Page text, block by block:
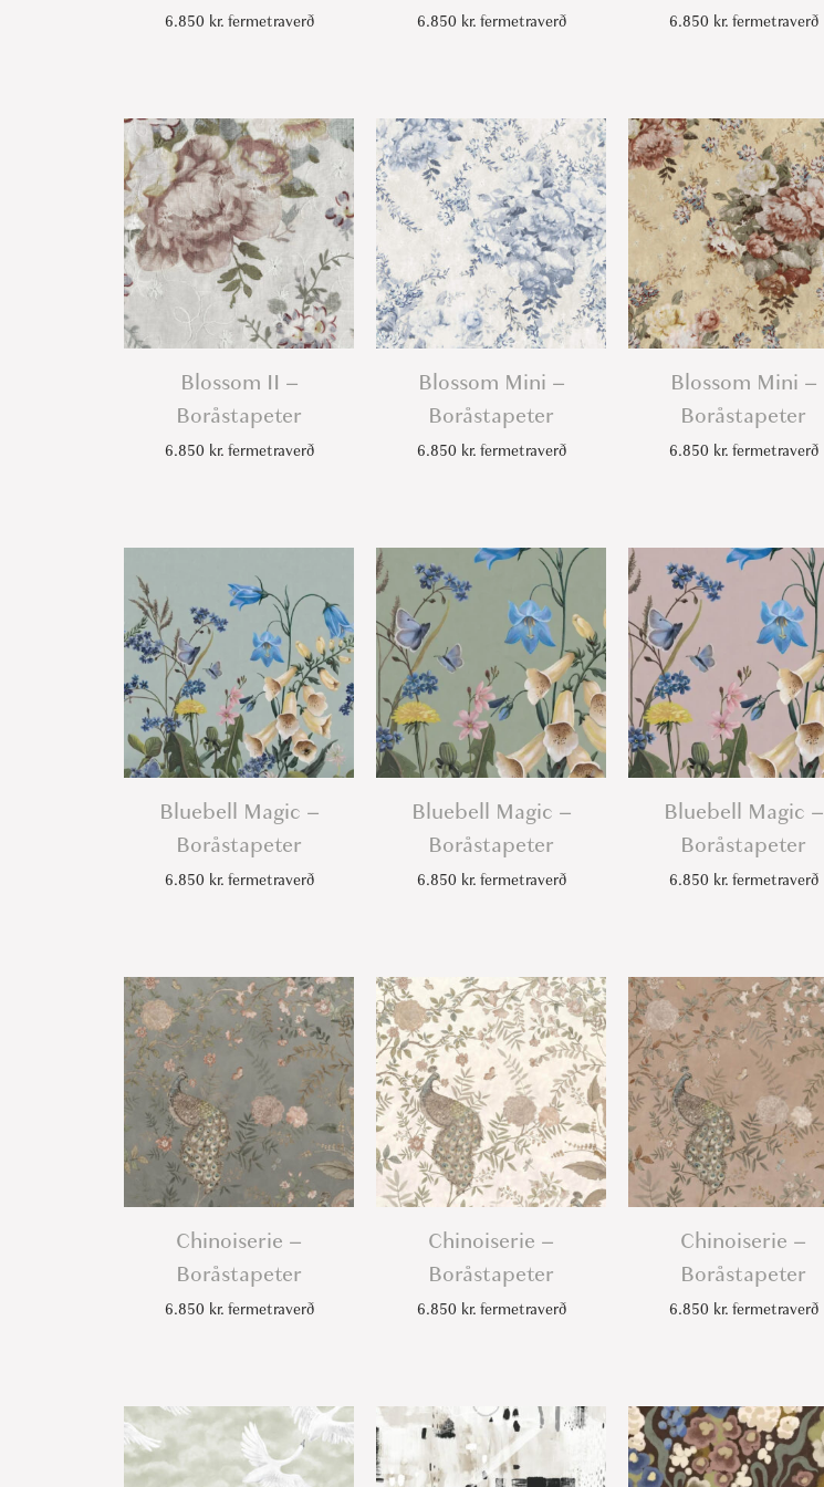
6.850 kr.fermetraverð 6.850 kr.fermetraverð 6.850 kr.fermetraverð
Blossom II –
Boråstapeter
6.850 kr.fermetraverð
Blossom Mini –
Boråstapeter
6.850 kr.fermetraverð
Blossom Mini –
Boråstapeter
6.850 kr.fermetraverð
Bluebell Magic –
Boråstapeter
6.850 kr.fermetraverð
Bluebell Magic –
Boråstapeter
6.850 kr.fermetraverð
Bluebell Magic –
Boråstapeter
6.850 kr.fermetraverð
Chinoiserie –
Boråstapeter
6.850 kr.fermetraverð
Chinoiserie –
Boråstapeter
6.850 kr.fermetraverð
Chinoiserie –
Boråstapeter
6.850 kr.fermetraverð